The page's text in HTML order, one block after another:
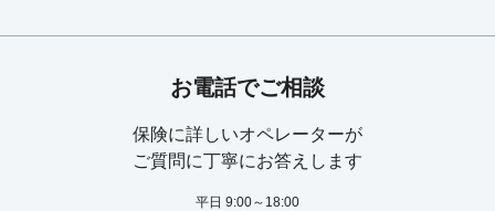
お電話でご相談
保険に詳しいオペレーターが
ご質問に丁寧にお答えします
平日 9:00～18:00